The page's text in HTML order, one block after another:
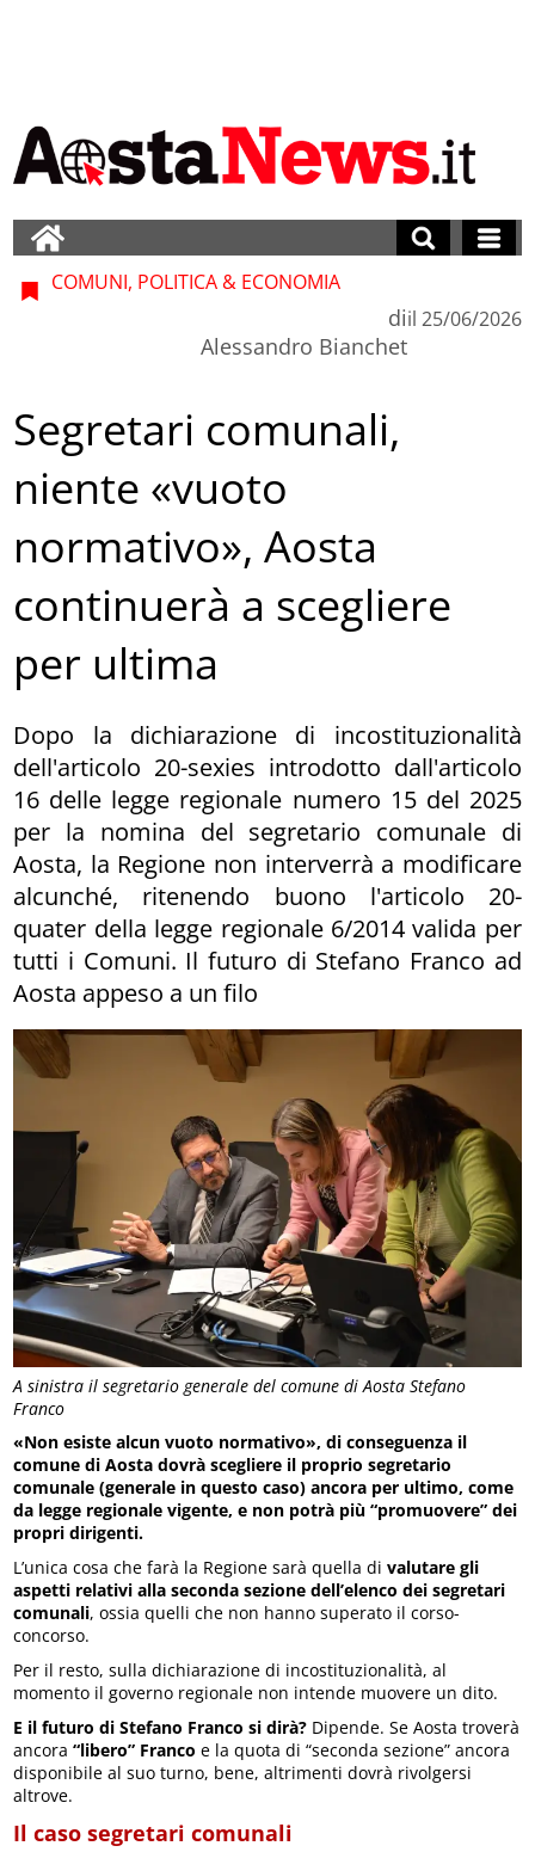
A sinistra il segretario generale del comune di Aosta Stefano
Franco
COMUNI, POLITICA & ECONOMIA
di
Alessandro Bianchet
il 25/06/2026
Segretari comunali,
niente «vuoto
normativo», Aosta
continuerà a scegliere
per ultima
Dopo la dichiarazione di incostituzionalità
dell'articolo 20-sexies introdotto dall'articolo
16 delle legge regionale numero 15 del 2025
per la nomina del segretario comunale di
Aosta, la Regione non interverrà a modificare
alcunché, ritenendo buono l'articolo 20-
quater della legge regionale 6/2014 valida per
tutti i Comuni. Il futuro di Stefano Franco ad
Aosta appeso a un filo
«Non esiste alcun vuoto normativo», di conseguenza il
comune di Aosta dovrà scegliere il proprio segretario
comunale (generale in questo caso) ancora per ultimo, come
da legge regionale vigente, e non potrà più “promuovere” dei
propri dirigenti.
L’unica cosa che farà la Regione sarà quella divalutare gli
aspetti relativi alla seconda sezione dell’elenco dei segretari
comunali, ossia quelli che non hanno superato il corso-
concorso.
Per il resto, sulla dichiarazione di incostituzionalità, al
momento il governo regionale non intende muovere un dito.
E il futuro di Stefano Franco si dirà? Dipende. Se Aosta troverà
ancora“libero” Franco e la quota di “seconda sezione” ancora
disponibile al suo turno, bene, altrimenti dovrà rivolgersi
altrove.
Il caso segretari comunali